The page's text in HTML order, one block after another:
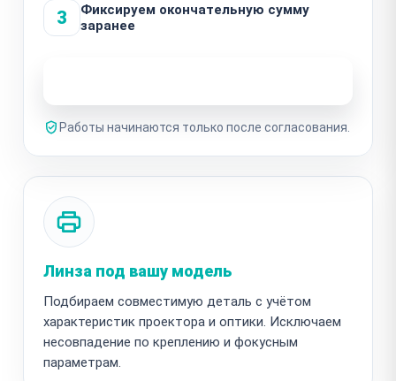
3
Фиксируем окончательную сумму
заранее
Работы начинаются только после согласования.
Линза под вашу модель
Подбираем совместимую деталь с учётом
характеристик проектора и оптики. Исключаем
несовпадение по креплению и фокусным
параметрам.